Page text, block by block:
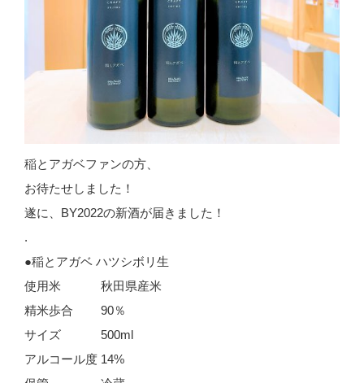
稲とアガベファンの方、
お待たせしました！
遂に、BY2022の新酒が届きました！
.
●稲とアガベ ハツシボリ生
使用米 秋田県産米
精米歩合 90％
サイズ 500ml
アルコール度 14%